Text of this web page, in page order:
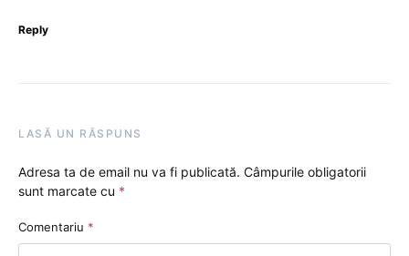
Reply
LASĂ UN RĂSPUNS
Adresa ta de email nu va fi publicată. Câmpurile obligatorii
sunt marcate cu *
Comentariu *